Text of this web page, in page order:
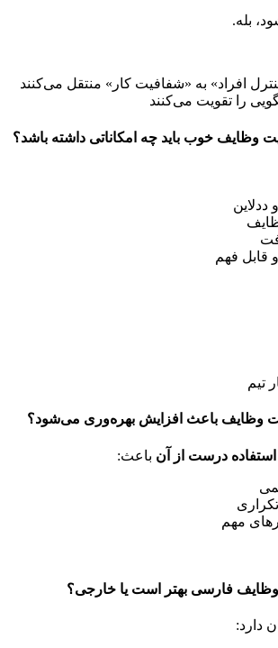
افراد» به «شفافیت کار» منتقل می‌کنند
را تقویت می‌کنند
فهم
درست از آن باعث:
مهم